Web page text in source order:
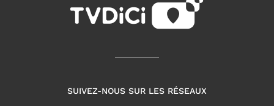
SUIVEZ-NOUS SUR LES RÉSEAUX